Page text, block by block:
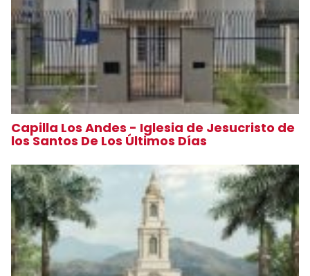
Capilla Los Andes - Iglesia de Jesucristo de
los Santos De Los Últimos Días